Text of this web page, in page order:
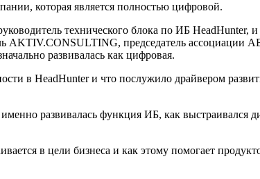
которая является полностью цифровой.
технического блока по ИБ HeadHunter,
AKTIV.CONSULTING, председатель ассоциации
развивалась как цифровая.
в HeadHunter и что послужило драйвером
развивалась функция ИБ, как выстраивался
в цели бизнеса и как этому помогает